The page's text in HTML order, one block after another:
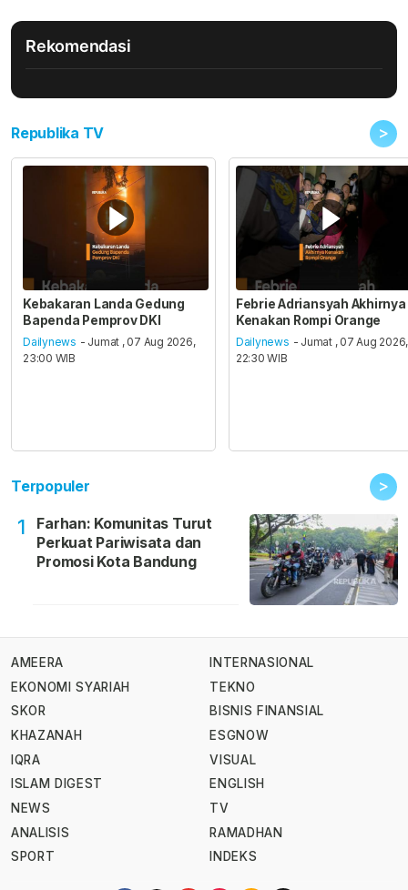
Rekomendasi
Republika TV >
Kebakaran Landa Gedung
Bapenda Pemprov DKI
Dailynews - Jumat , 07 Aug 2026,
23:00 WIB
Febrie Adriansyah Akhirnya
Kenakan Rompi Orange
Dailynews - Jumat , 07 Aug 2026,
22:30 WIB
Terpopuler >
1
Farhan: Komunitas Turut
Perkuat Pariwisata dan
Promosi Kota Bandung
AMEERA
EKONOMI SYARIAH
SKOR
KHAZANAH
IQRA
ISLAM DIGEST
NEWS
ANALISIS
SPORT
INTERNASIONAL
TEKNO
BISNIS FINANSIAL
ESGNOW
VISUAL
ENGLISH
TV
RAMADHAN
INDEKS